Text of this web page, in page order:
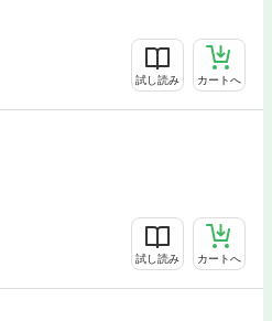
試し読み カートへ
試し読み カートへ